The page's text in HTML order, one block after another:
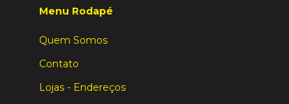
Menu Rodapé
Quem Somos
Contato
Lojas - Endereços